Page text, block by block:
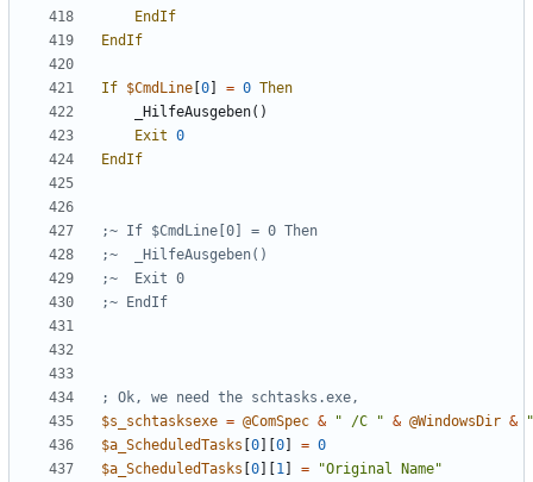
EndIf
EndIf
If $CmdLine [0] = 0 Then
_HilfeAusgeben()
Exit 0
EndIf
$s_schtasksexe = @ComSpec & " /C " & @WindowsDir &
$a_ScheduledTasks [0][0] = 0
$a_ScheduledTasks [0][1 ] =
"Original Name"